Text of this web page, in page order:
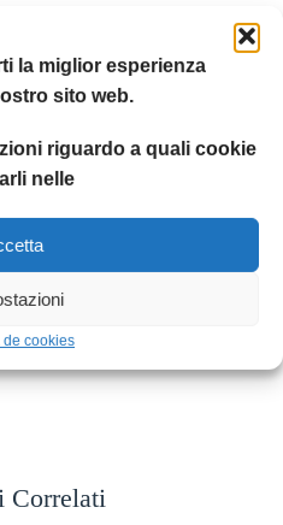
la miglior esperienza
sito web.
riguardo a quali cookie
nelle
de cookies
Correlati